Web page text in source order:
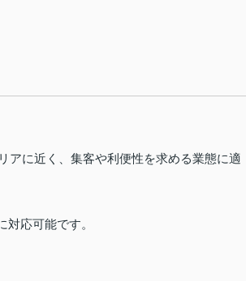
アに近く、集客や利便性を求める業態に適
応可能です。